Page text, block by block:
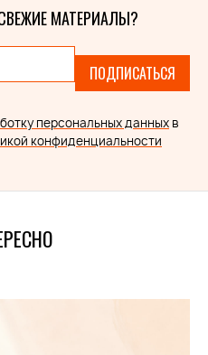
МАТЕРИАЛЫ?
ПОДПИСАТЬСЯ
персональных данных в
конфиденциальности